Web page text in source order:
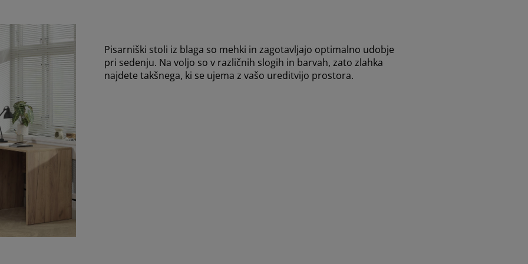
Pisarniški stoli iz blaga so mehki in zagotavljajo optimalno udobje
pri sedenju. Na voljo so v različnih slogih in barvah, zato zlahka
najdete takšnega, ki se ujema z vašo ureditvijo prostora.